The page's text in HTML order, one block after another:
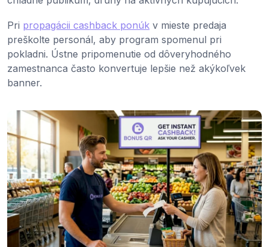
Pri propagácii cashback ponúk v mieste predaja
preškolte personál, aby program spomenul pri
pokladni. Ústne pripomenutie od dôveryhodného
zamestnanca často konvertuje lepšie než akýkoľvek
banner.